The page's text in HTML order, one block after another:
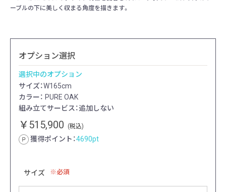
ーブルの下に美しく収まる角度を描きます。
オプション選択
選択中のオプション
サイズ：W165cm
カラー： PURE OAK
組み立てサービス：追加しない
￥515,900 (税込)
獲得ポイント：4690pt
サイズ 必須